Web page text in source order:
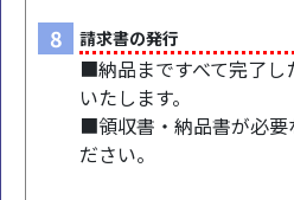
8 請求書の発行
■納品まですべて完了し
いたします。
■領収書・納品書が必要
ださい。